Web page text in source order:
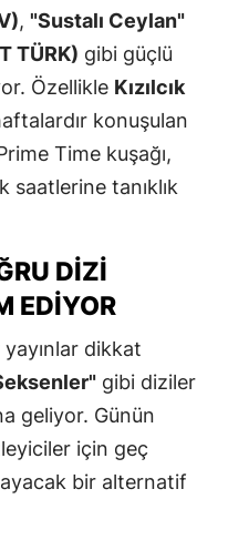
, "Sustalı Ceylan"
TÜRK) gibi güçlü
Özellikle Kızılcık
konuşulan
Time kuşağı,
saatlerine tanıklık
DIZI
EDIYOR
dikkat
gibi diziler
geliyor. Günün
için geç
bir alternatif